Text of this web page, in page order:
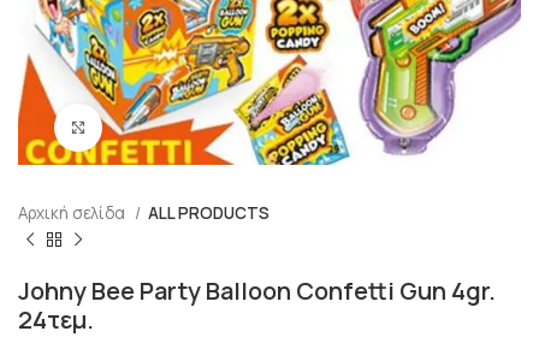
Click to enlarge
Αρχική σελίδα ALL PRODUCTS
Johny Bee Party Balloon Confetti Gun 4gr.
24τεμ.